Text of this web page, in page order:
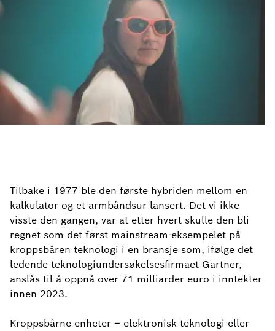
Tilbake i 1977 ble den første hybriden mellom en
kalkulator og et armbåndsur lansert. Det vi ikke
visste den gangen, var at etter hvert skulle den bli
regnet som det først mainstream-eksempelet på
kroppsbåren teknologi i en bransje som, ifølge det
ledende teknologiundersøkelsesfirmaet Gartner,
anslås til å oppnå over 71 milliarder euro i inntekter
innen 2023.
Kroppsbårne enheter – elektronisk teknologi eller